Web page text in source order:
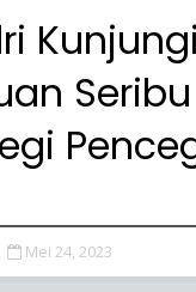
Mei 24, 2023